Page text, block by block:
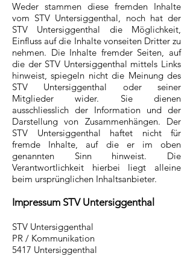
Weder stammen diese fremden Inhalte
vom STV Untersiggenthal, noch hat der
STV Untersiggenthal die Möglichkeit,
Einfluss auf die Inhalte vonseiten Dritter zu
nehmen. Die Inhalte fremder Seiten, auf
die der STV Untersiggenthal mittels Links
hinweist, spiegeln nicht die Meinung des
STV Untersiggenthal oder seiner
Mitglieder wider. Sie dienen
ausschliesslich der Information und der
Darstellung von Zusammenhängen. Der
STV Untersiggenthal haftet nicht für
fremde Inhalte, auf die er im oben
genannten Sinn hinweist. Die
Verantwortlichkeit hierbei liegt alleine
beim ursprünglichen Inhaltsanbieter.
Impressum STV Untersiggenthal
STV Untersiggenthal
PR / Kommunikation
5417 Untersiggenthal